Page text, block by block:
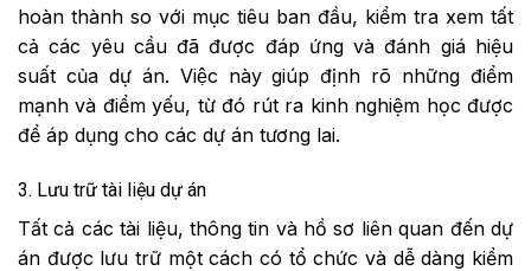
hoàn thành so với mục tiêu ban đầu, kiểm tra xem tất
cả các yêu cầu đã được đáp ứng và đánh giá hiệu
suất của dự án. Việc này giúp định rõ những điểm
mạnh và điểm yếu, từ đó rút ra kinh nghiệm học được
để áp dụng cho các dự án tương lai.
3. Lưu trữ tài liệu dự án
Tất cả các tài liệu, thông tin và hồ sơ liên quan đến dự
án được lưu trữ một cách có tổ chức và dễ dàng kiểm